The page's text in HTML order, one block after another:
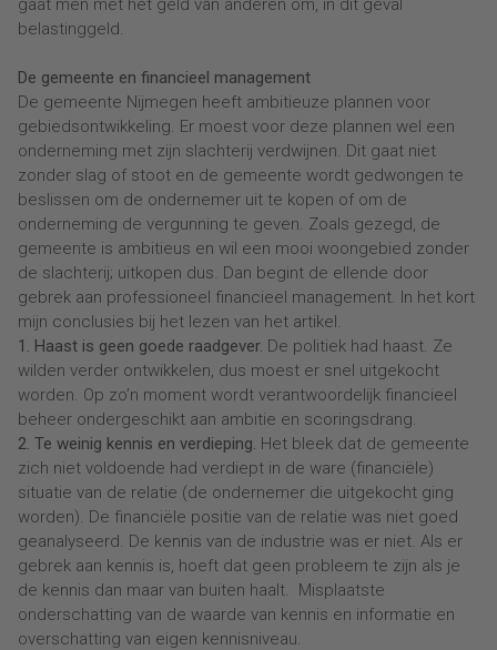
belastinggeld.
De gemeente en financieel management
De gemeente Nijmegen heeft ambitieuze plannen voor
gebiedsontwikkeling. Er moest voor deze plannen wel een
onderneming met zijn slachterij verdwijnen. Dit gaat niet
zonder slag of stoot en de gemeente wordt gedwongen te
beslissen om de ondernemer uit te kopen of om de
onderneming de vergunning te geven. Zoals gezegd, de
gemeente is ambitieus en wil een mooi woongebied zonder
de slachterij; uitkopen dus. Dan begint de ellende door
gebrek aan professioneel financieel management. In het kort
mijn conclusies bij het lezen van het artikel.
1. Haast is geen goede raadgever. De politiek had haast. Ze
wilden verder ontwikkelen, dus moest er snel uitgekocht
worden. Op zo’n moment wordt verantwoordelijk financieel
beheer ondergeschikt aan ambitie en scoringsdrang.
2. Te weinig kennis en verdieping. Het bleek dat de gemeente
zich niet voldoende had verdiept in de ware (financiële)
situatie van de relatie (de ondernemer die uitgekocht ging
worden). De financiële positie van de relatie was niet goed
geanalyseerd. De kennis van de industrie was er niet. Als er
gebrek aan kennis is, hoeft dat geen probleem te zijn als je
de kennis dan maar van buiten haalt. Misplaatste
onderschatting van de waarde van kennis en informatie en
overschatting van eigen kennisniveau.